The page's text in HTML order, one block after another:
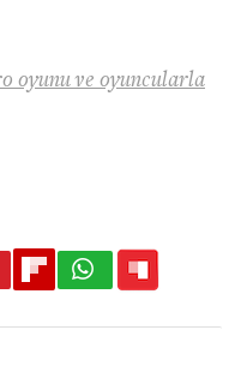
oyunu ve oyuncularla